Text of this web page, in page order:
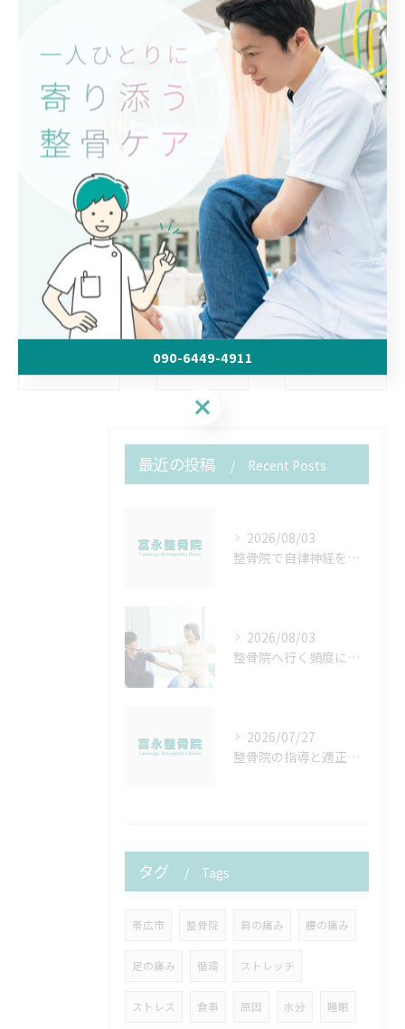
柔道整復師は、次のような施術を行えます。
・固定
・手技療法や物理療法
・後療法
帯広市の『冨永整骨院』では、豊富な実績を持つ柔道整
復師が施術を行っております。
体の不調にお悩みの方は、お気軽にご相談ください。
一覧に戻る
最近の投稿 Recent Posts
2026/08/03
整骨院で自律神経を整える方法と北海道帯広市松前郡松前町で安心して通院するコツ
2026/08/03
整骨院へ行く頻度について
2026/07/27
整骨院の指導と適正算定を徹底するための実践ポイントと院内マニュアル作成法
タグ Tags
帯広市 整骨院 肩の痛み 腰の痛み
足の痛み 循環 ストレッチ
ストレス 食事 原因 水分 睡眠
090-6449-4911
090-6449-4911